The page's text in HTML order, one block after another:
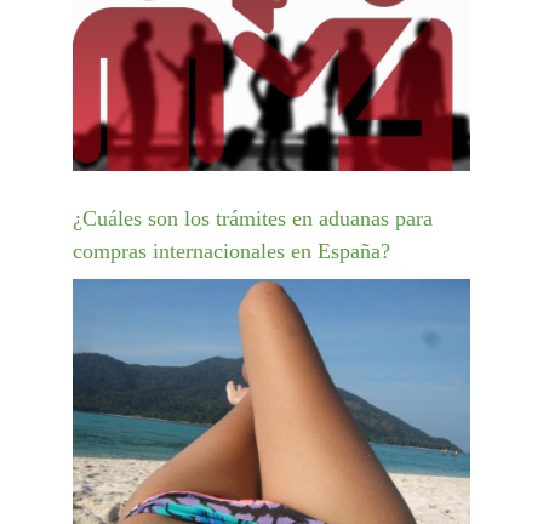
¿Cuáles son los trámites en aduanas para
compras internacionales en España?